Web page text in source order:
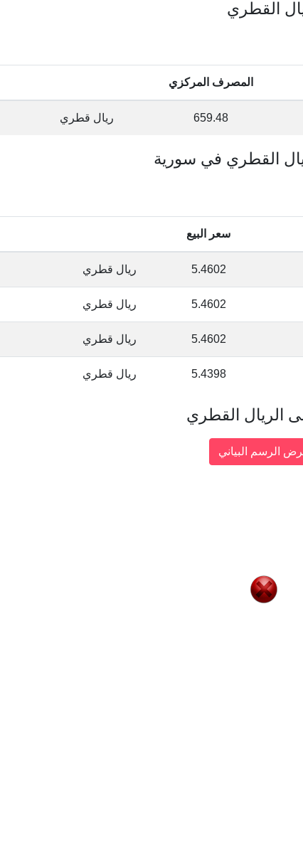
المصرف المركزي
659.48 ريال قطري
سعر البيع
5.4602 ريال قطري
5.4602 ريال قطري
5.4602 ريال قطري
5.4398 ريال قطري